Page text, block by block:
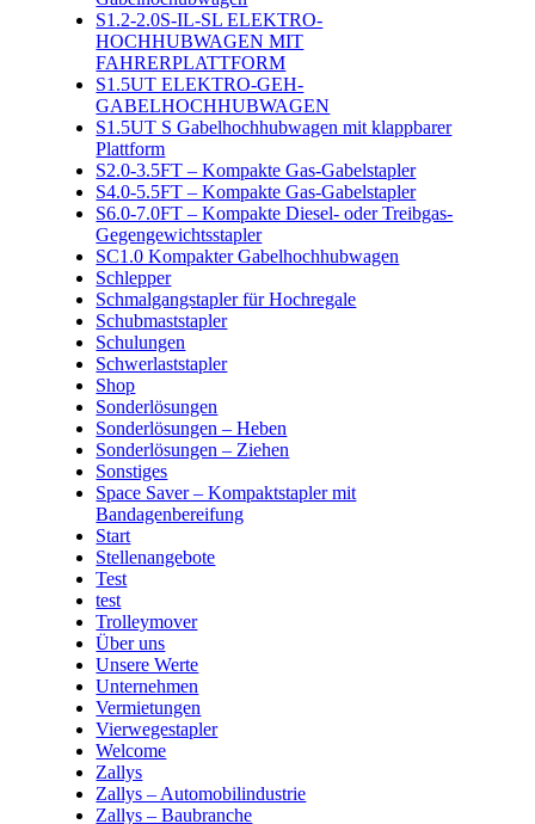
S1.2-2.0S-IL-SL ELEKTRO-
HOCHHUBWAGEN MIT
FAHRERPLATTFORM
S1.5UT ELEKTRO-GEH-
GABELHOCHHUBWAGEN
S1.5UT S Gabelhochhubwagen mit klappbarer
Plattform
S2.0-3.5FT – Kompakte Gas-Gabelstapler
S4.0-5.5FT – Kompakte Gas-Gabelstapler
S6.0-7.0FT – Kompakte Diesel- oder Treibgas-
Gegengewichtsstapler
SC1.0 Kompakter Gabelhochhubwagen
Schlepper
Schmalgangstapler für Hochregale
Schubmaststapler
Schulungen
Schwerlaststapler
Shop
Sonderlösungen
Sonderlösungen – Heben
Sonderlösungen – Ziehen
Sonstiges
Space Saver – Kompaktstapler mit
Bandagenbereifung
Start
Stellenangebote
Test
test
Trolleymover
Über uns
Unsere Werte
Unternehmen
Vermietungen
Vierwegestapler
Welcome
Zallys
Zallys – Automobilindustrie
Zallys – Baubranche